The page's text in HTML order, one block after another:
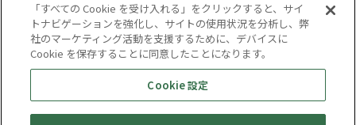
会社概要
サイトマップ
お問い合わせ
個人情報保護方針
株式会社テイツー
「すべての Cookie を受け入れる」をクリックすると、サイ
トナビゲーションを強化し、サイトの使用状況を分析し、弊
社のマーケティング活動を支援するために、デバイスに
Cookie を保存することに同意したことになります。
Cookie 設定